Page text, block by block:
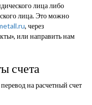
лица либо
лица. Это можно
, через
или направить нам
счета
на расчетный счет